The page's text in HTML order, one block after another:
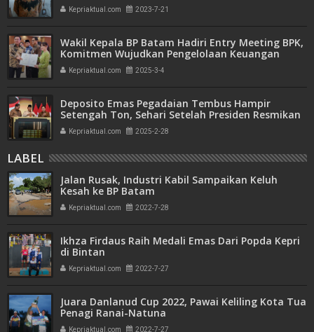
Kepriaktual.com 2023-7-21
Wakil Kepala BP Batam Hadiri Entry Meeting BPK,
Komitmen Wujudkan Pengelolaan Keuangan
Transparan dan Akuntabel
Kepriaktual.com 2025-3-4
Deposito Emas Pegadaian Tembus Hampir
Setengah Ton, Sehari Setelah Presiden Resmikan
Bank Emas
Kepriaktual.com 2025-2-28
LABEL
Jalan Rusak, Industri Kabil Sampaikan Keluh
Kesah ke BP Batam
Kepriaktual.com 2022-7-28
Ikhza Firdaus Raih Medali Emas Dari Popda Kepri
di Bintan
Kepriaktual.com 2022-7-27
Juara Danlanud Cup 2022, Pawai Keliling Kota Tua
Penagi Ranai-Natuna
Kepriaktual.com 2022-7-27